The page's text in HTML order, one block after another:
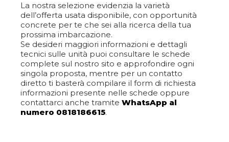
La nostra selezione evidenzia la varietà
dell’offerta usata disponibile, con opportunità
concrete per te che sei alla ricerca della tua
prossima imbarcazione.
Se desideri maggiori informazioni e dettagli
tecnici sulle unità puoi consultare le schede
complete sul nostro sito e approfondire ogni
singola proposta, mentre per un contatto
diretto ti basterà compilare il form di richiesta
informazioni presente nelle schede oppure
contattarci anche tramite WhatsApp al
numero 0818186615.